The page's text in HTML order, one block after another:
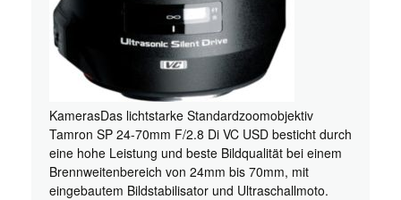
KamerasDas lichtstarke Standardzoomobjektiv
Tamron SP 24-70mm F/2.8 Di VC USD besticht durch
eine hohe Leistung und beste Bildqualität bei einem
Brennweitenbereich von 24mm bis 70mm, mit
eingebautem Bildstabilisator und Ultraschallmoto.